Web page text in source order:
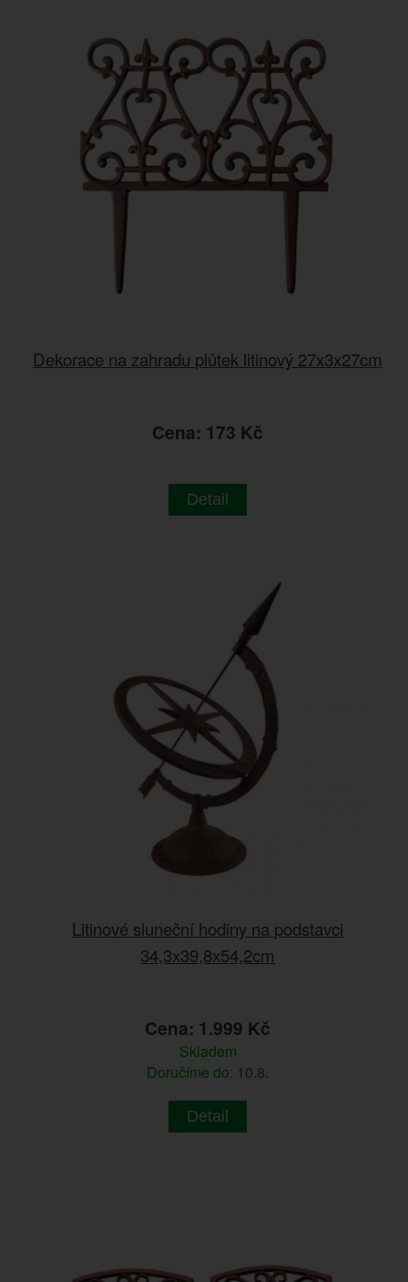
Dekorace na zahradu plůtek litinový 27x3x27cm
Cena: 173 Kč
Detail
Litinové sluneční hodiny na podstavci
34,3x39,8x54,2cm
Cena: 1.999 Kč
Skladem
Doručíme do: 10.8.
Detail